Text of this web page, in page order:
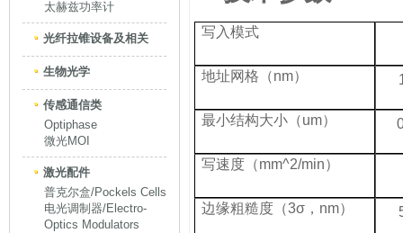
太赫兹功率计
光纤拉锥设备及相关
生物光学
传感通信类
Optiphase
微光MOI
激光配件
普克尔盒/Pockels Cells
电光调制器/Electro-
Optics Modulators
写入模式
地址网格（nm）
最小结构大小（um）
写速度（mm^2/min）
边缘粗糙度（3σ，nm）